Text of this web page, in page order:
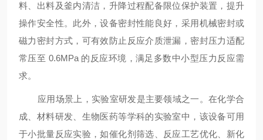
料、出料及釜内清洁，升降过程配备限位保护装置，提升
操作安全性。此外，设备密封性能良好，采用机械密封或
磁力密封方式，可有效防止反应介质泄漏，密封压力适配
常压至 0.6MPa 的反应环境，满足多数中小型压力反应需
求。
应用场景上，实验室研发是主要领域之一。在化学合
成、材料研发、生物医药等学科的实验室中，该设备可用
于小批量反应实验，如催化剂筛选、反应工艺优化、新化